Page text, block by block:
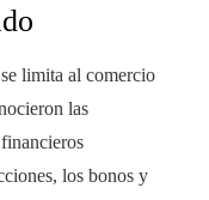
limita al comercio
las
los bonos y